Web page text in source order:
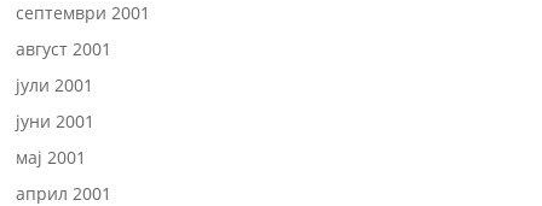
септември 2001
август 2001
јули 2001
јуни 2001
мај 2001
април 2001